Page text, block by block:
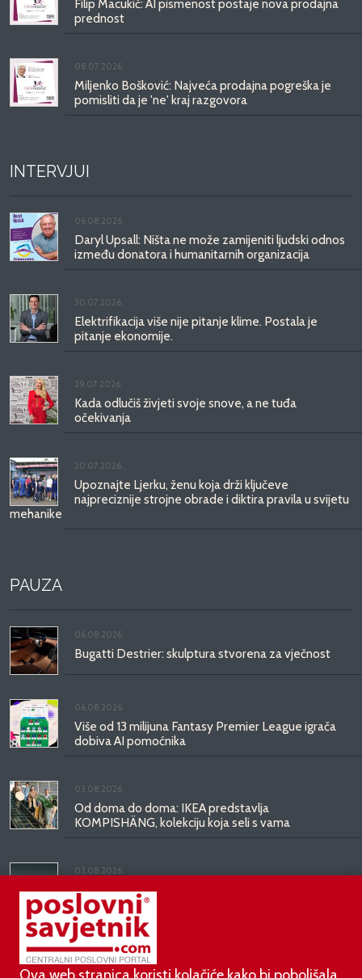
Filip Macukić: AI pismenost postaje nova prodajna
prednost
08.07.2026.
Miljenko Bošković: Najveća prodajna pogreška je
pomisliti da je 'ne' kraj razgovora
INTERVJUI
06.08.2026.
Daryl Upsall: Ništa ne može zamijeniti ljudski odnos
između donatora i humanitarnih organizacija
30.07.2026.
Elektrifikacija više nije pitanje klime. Postala je
pitanje ekonomije.
29.07.2026.
Kada odlučiš živjeti svoje snove, a ne tuđa
očekivanja
20.07.2026.
Upoznajte Ljerku, ženu koja drži ključeve
najpreciznije strojne obrade i diktira pravila u svijetu
mehanike
PAUZA
06.08.2026.
Bugatti Destrier: skulptura stvorena za vječnost
06.08.2026.
Više od 13 milijuna Fantasy Premier League igrača
dobiva AI pomoćnika
03.08.2026.
Od doma do doma: IKEA predstavlja
KOMPISHÄNG, kolekciju koja seli s vama
03.08.2026.
Kineski BYD predstavio luksuznu limuzinu veću od
Mercedesove S-klase, obećava domet do 1.000
kilometara